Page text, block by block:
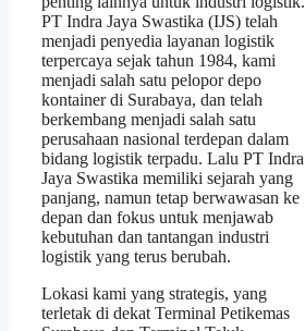
PT Indra Jaya Swastika (IJS) telah
menjadi penyedia layanan logistik
terpercaya sejak tahun 1984, kami
menjadi salah satu pelopor depo
kontainer di Surabaya, dan telah
berkembang menjadi salah satu
perusahaan nasional terdepan dalam
bidang logistik terpadu. Lalu PT Indra
Jaya Swastika memiliki sejarah yang
panjang, namun tetap berwawasan ke
depan dan fokus untuk menjawab
kebutuhan dan tantangan industri
logistik yang terus berubah.
Lokasi kami yang strategis, yang
terletak di dekat Terminal Petikemas